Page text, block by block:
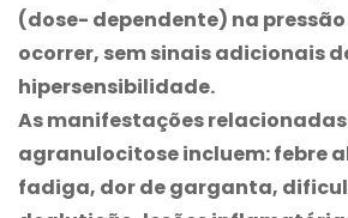
(dose- dependente) na
ocorrer, sem sinais adicionais
hipersensibilidade.
As manifestações
agranulocitose incluem: febre
fadiga, dor de garganta,